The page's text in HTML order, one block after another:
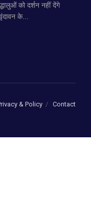
को दर्शन नहीं देंगे
वृंदावन के...
& Policy Contact